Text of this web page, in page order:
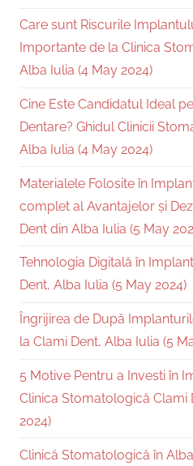
Care sunt Riscurile
Importante de la Clinica
Alba Iulia (4 May 2024)
Cine Este Candidatul Ideal
Dentare? Ghidul Clinicii
Alba Iulia (4 May 2024)
Materialele Folosite în
complet al Avantajelor și
Dent din Alba Iulia (5 May
Tehnologia Digitală în
Dent, Alba Iulia (5 May 2024)
Îngrijirea de După
la Clami Dent, Alba Iulia (5
5 Motive Pentru a Investi în
Clinica Stomatologică Clami
2024)
Clinică Stomatologică în